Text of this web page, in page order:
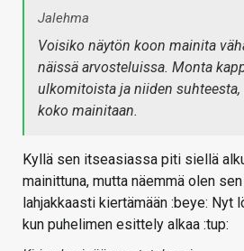
Jalehma
Voisiko näytön koon mainita
näissä arvosteluissa. Monta
ulkomitoista ja niiden
koko mainitaan.
Kyllä sen itseasiassa piti siellä
mainittuna, mutta näemmä olen
lahjakkaasti kiertämään :beye: Nyt
kun puhelimen esittely alkaa :tup: